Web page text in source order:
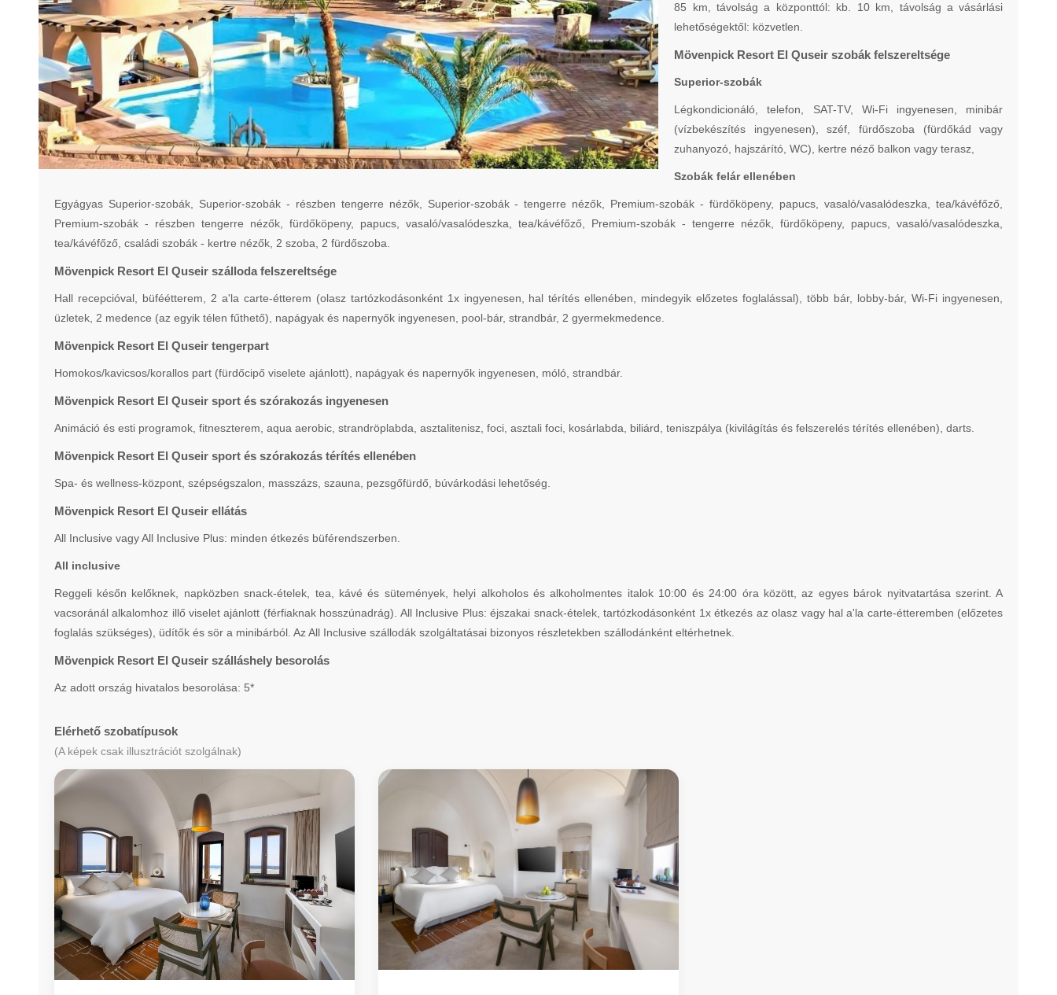
85 km, távolság a központtól: kb. 10 km, távolság a vásárlási
lehetőségektől: közvetlen.
Mövenpick Resort El Quseir szobák felszereltsége
Superior-szobák
Légkondicionáló, telefon, SAT-TV, Wi-Fi ingyenesen, minibár
(vízbekészítés ingyenesen), széf, fürdőszoba (fürdőkád vagy
zuhanyozó, hajszárító, WC), kertre néző balkon vagy terasz,
Szobák felár ellenében
Egyágyas Superior-szobák, Superior-szobák - részben tengerre nézők, Superior-szobák - tengerre nézők, Premium-szobák - fürdőköpeny, papucs, vasaló/vasalódeszka, tea/kávéfőző,
Premium-szobák - részben tengerre nézők, fürdőköpeny, papucs, vasaló/vasalódeszka, tea/kávéfőző, Premium-szobák - tengerre nézők, fürdőköpeny, papucs, vasaló/vasalódeszka,
tea/kávéfőző, családi szobák - kertre nézők, 2 szoba, 2 fürdőszoba.
Mövenpick Resort El Quseir szálloda felszereltsége
Hall recepcióval, büféétterem, 2 a'la carte-étterem (olasz tartózkodásonként 1x ingyenesen, hal térítés ellenében, mindegyik előzetes foglalással), több bár, lobby-bár, Wi-Fi ingyenesen,
üzletek, 2 medence (az egyik télen fűthető), napágyak és napernyők ingyenesen, pool-bár, strandbár, 2 gyermekmedence.
Mövenpick Resort El Quseir tengerpart
Homokos/kavicsos/korallos part (fürdőcipő viselete ajánlott), napágyak és napernyők ingyenesen, móló, strandbár.
Mövenpick Resort El Quseir sport és szórakozás ingyenesen
Animáció és esti programok, fitneszterem, aqua aerobic, strandröplabda, asztalitenisz, foci, asztali foci, kosárlabda, biliárd, teniszpálya (kivilágítás és felszerelés térítés ellenében), darts.
Mövenpick Resort El Quseir sport és szórakozás térítés ellenében
Spa- és wellness-központ, szépségszalon, masszázs, szauna, pezsgőfürdő, búvárkodási lehetőség.
Mövenpick Resort El Quseir ellátás
All Inclusive vagy All Inclusive Plus: minden étkezés büférendszerben.
All inclusive
Reggeli későn kelőknek, napközben snack-ételek, tea, kávé és sütemények, helyi alkoholos és alkoholmentes italok 10:00 és 24:00 óra között, az egyes bárok nyitvatartása szerint. A
vacsoránál alkalomhoz illő viselet ajánlott (férfiaknak hosszúnadrág). All Inclusive Plus: éjszakai snack-ételek, tartózkodásonként 1x étkezés az olasz vagy hal a'la carte-étteremben (előzetes
foglalás szükséges), üdítők és sör a minibárból. Az All Inclusive szállodák szolgáltatásai bizonyos részletekben szállodánként eltérhetnek.
Mövenpick Resort El Quseir szálláshely besorolás
Az adott ország hivatalos besorolása: 5*
Elérhető szobatípusok
(A képek csak illusztrációt szolgálnak)